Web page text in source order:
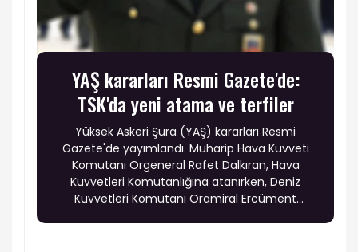
YAŞ kararları Resmi Gazete'de:
TSK'da yeni atama ve terfiler
Yüksek Askeri Şura (YAŞ) kararları Resmi
Gazete'de yayımlandı. Muharip Hava Kuvveti
Komutanı Orgeneral Rafet Dalkıran, Hava
Kuvvetleri Komutanlığına atanırken, Deniz
Kuvvetleri Komutanı Oramiral Ercüment